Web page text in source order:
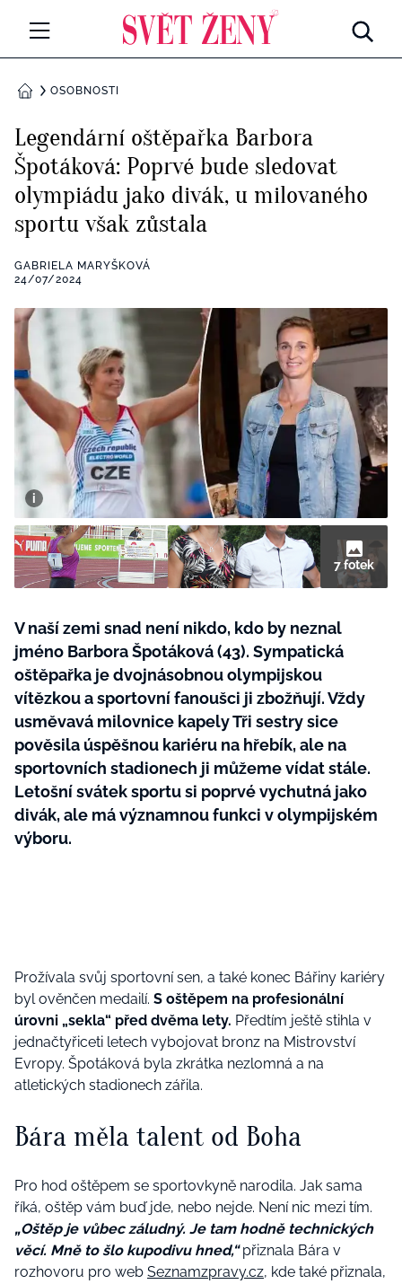
Všechny kategorie
Rozhovory
RETROHUBKY
PSYCHOLOGIE
Seberozvoj
ZDRAVÍ
Životní styl
ZÁBAVA
Všechny kategorie
Testy a kvízy
BYDLENÍ
Všechny kategorie
Tvoření
Rady a tipy
BurdaMedia
Extra
SVĚT ŽENY - 599 KČ
ROČNÍ PŘEDPLATNÉ SVĚT ŽENY +
SADA PRODUKTŮ MANA (10 ks)
DOMŮOSOBNOSTI
Legendární oštěpařka Barbora
Špotáková: Poprvé bude sledovat
olympiádu jako divák, u milovaného
sportu však zůstala
GABRIELA MARYŠKOVÁ
24/07/2024
7 fotek
V naší zemi snad není nikdo, kdo by neznal
jméno Barbora Špotáková (43). Sympatická
oštěpařka je dvojnásobnou olympijskou
vítězkou a sportovní fanoušci ji zbožňují. Vždy
usměvavá milovnice kapely Tři sestry sice
pověsila úspěšnou kariéru na hřebík, ale na
sportovních stadionech ji můžeme vídat stále.
Letošní svátek sportu si poprvé vychutná jako
divák, ale má významnou funkci v olympijském
výboru.
Prožívala svůj sportovní sen, a také konec Bářiny kariéry
byl ověnčen medailí. S oštěpem na profesionální
úrovni „sekla“ před dvěma lety. Předtím ještě stihla v
jednačtyřiceti letech vybojovat bronz na Mistrovství
Evropy. Špotáková byla zkrátka nezlomná a na
atletických stadionech zářila.
Bára měla talent od Boha
Pro hod oštěpem se sportovkyně narodila. Jak sama
říká, oštěp vám buď jde, nebo nejde. Není nic mezi tím.
„Oštěp je vůbec záludný. Je tam hodně technických
věcí. Mně to šlo kupodivu hned,“přiznala Bára v
rozhovoru pro web Seznamzpravy.cz, kde také přiznala,